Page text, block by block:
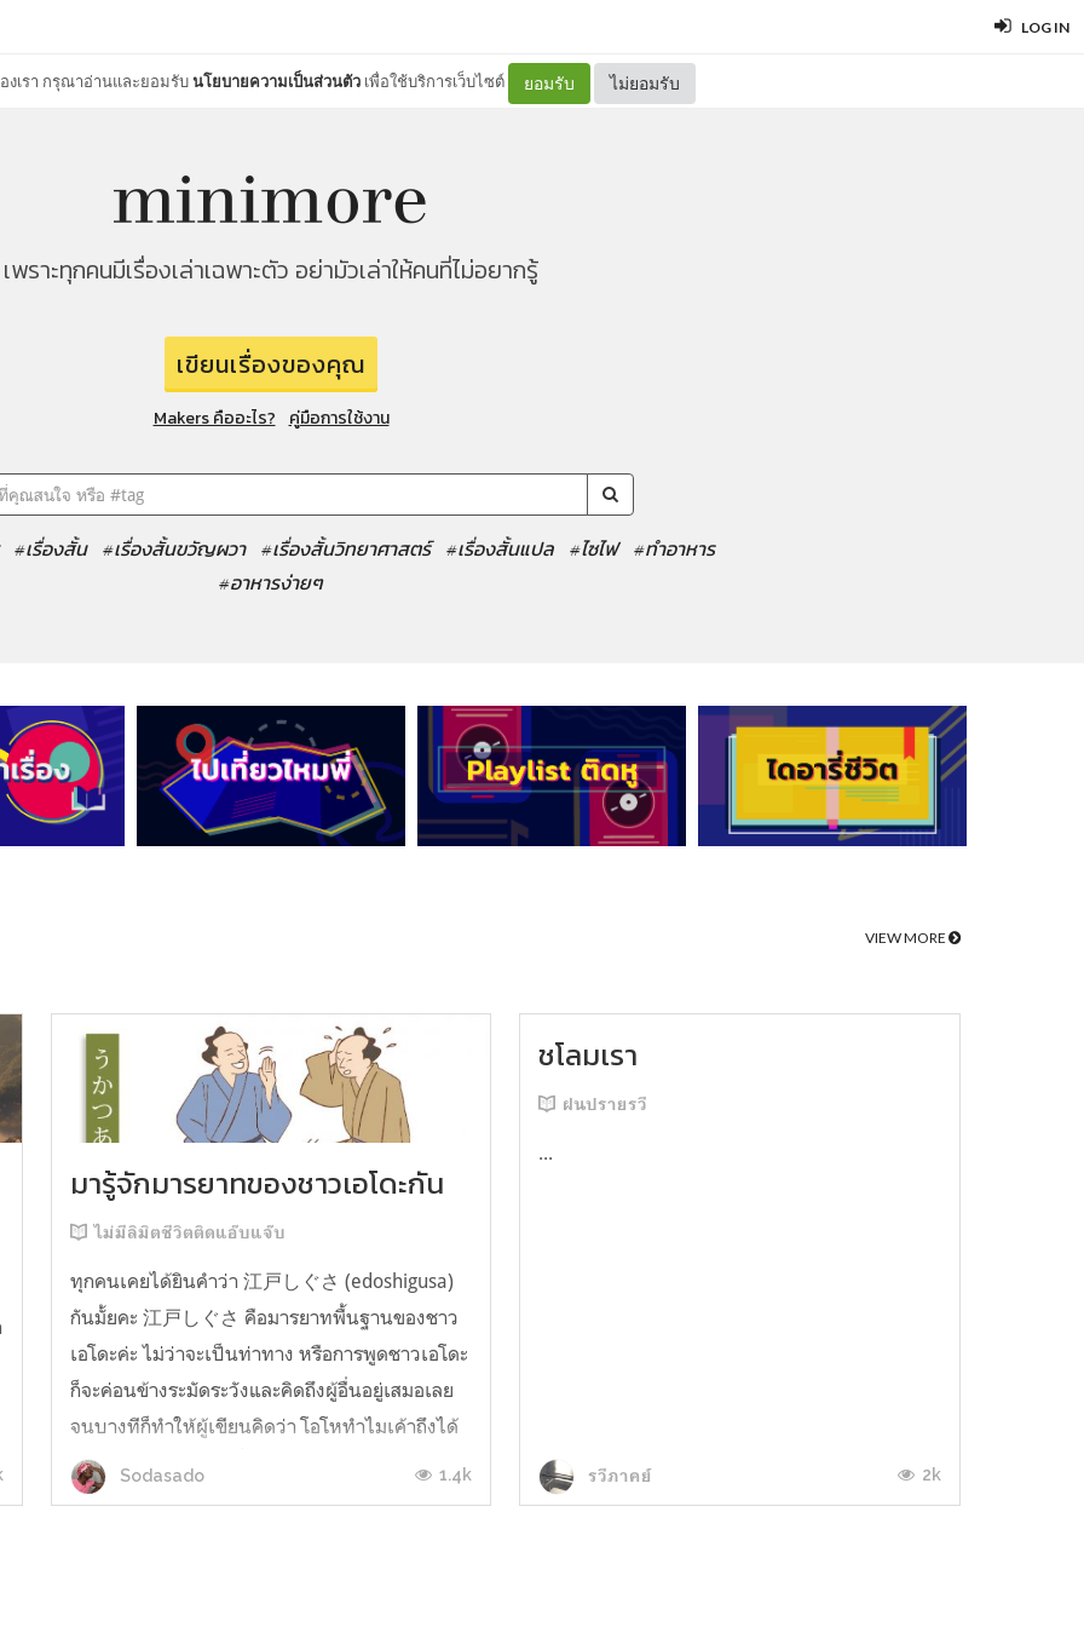
LOG IN
งเรา กรุณาอ่านและยอมรับนโยบายความเป็นส่วนตัว เพื่อใช้บริการเว็บไซต์ ยอมรับ ไม่ยอมรับ
เพราะทุกคนมีเรื่องเล่าเฉพาะตัว อย่ามัวเล่าให้คนที่ไม่อยากรู้
เขียนเรื่องของคุณ
Makers คืออะไร? คู่มือการใช้งาน
#เรื่องสั้น #เรื่องสั้นขวัญผวา #เรื่องสั้นวิทยาศาสตร์ #เรื่องสั้นแปล #ไซไฟ
#ทำอาหาร
#อาหารง่ายๆ
VIEW MORE
มารู้จักมารยาทของชาวเอโดะกัน
ไม่มีลิมิตชีวิตติดแอ๊บแจ๊บ
ทุกคนเคยได้ยินคำว่า 江戸しぐさ (edoshigusa)
กันมั้ยคะ 江戸しぐさ คือมารยาทพื้นฐานของชาว
เอโดะค่ะ ไม่ว่าจะเป็นท่าทาง หรือการพูดชาวเอโดะ
ก็จะค่อนข้างระมัดระวังและคิดถึงผู้อื่นอยู่เสมอเลย
จนบางทีก็ทำให้ผู้เขียนคิดว่า โอโหทำไมเค้าถึงได้
คิดถึงคนอื่นได้ขนาดนี้นะอยากรู้มั้ยคะว่าชาวเอโดะ
มารยาทดีขนาดไหน มาลองอ่านกันได้เ...
Sodasado 1.4k
ชโลมเรา
ฝนปรายรวี
...
รวีภาคย์ 2k